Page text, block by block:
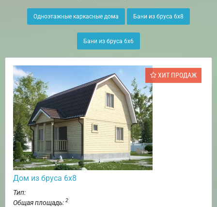
Одноэтажные каркасные дома Бани из бруса 6х8
Бани из бруса 6х6
ХИТ ПРОДАЖ
Дом из бруса 6х8
Тип:
Общая площадь: 2